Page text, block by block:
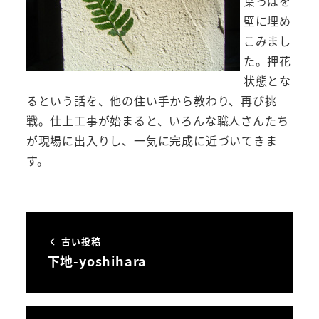
壁に埋め
こみまし
た。押花
状態とな
るという話を、他の住い手から教わり、再び挑
戦。仕上工事が始まると、いろんな職人さんたち
が現場に出入りし、一気に完成に近づいてきま
す。
古い投稿
下地-yoshihara